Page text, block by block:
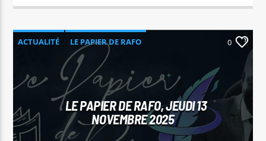
ACTUALITÉ LE PAPIER DE RAFO 0
LE PAPIER DE RAFO, JEUDI 13
NOVEMBRE 2025